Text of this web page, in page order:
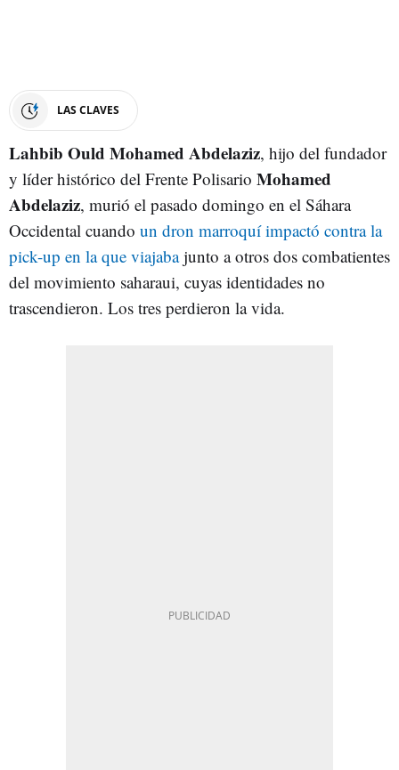
LAS CLAVES
Lahbib Ould Mohamed Abdelaziz, hijo del fundador
y líder histórico del Frente Polisario Mohamed
Abdelaziz, murió el pasado domingo en el Sáhara
Occidental cuando un dron marroquí impactó contra la
pick-up en la que viajabajunto a otros dos combatientes
del movimiento saharaui, cuyas identidades no
trascendieron. Los tres perdieron la vida.